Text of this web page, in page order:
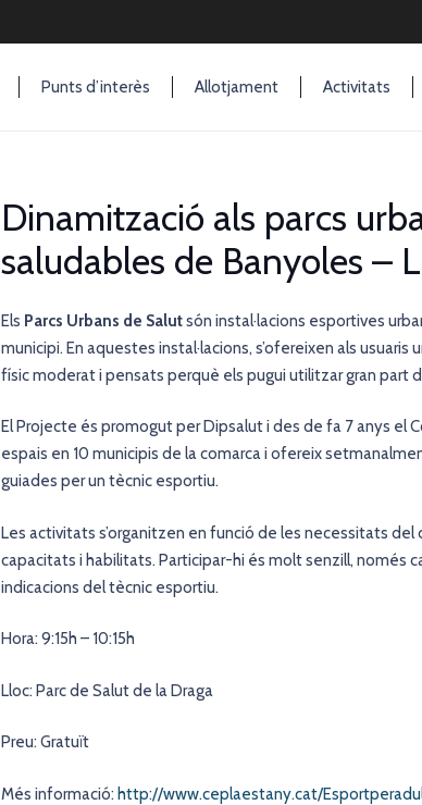
Punts d’interès Allotjament Activitats
Dinamització als parcs
saludables de Banyoles –
Els Parcs Urbans de Salutsón instal·lacions esportives
municipi. En aquestes instal·lacions, s’ofereixen als
físic moderat i pensats perquè els pugui utilitzar gran part
El Projecte és promogut per Dipsalut i des de fa 7 anys el
espais en 10 municipis de la comarca i ofereix
guiades per un tècnic esportiu.
Les activitats s’organitzen en funció de les necessitats del
capacitats i habilitats. Participar-hi és molt senzill, només
indicacions del tècnic esportiu.
Hora: 9:15h – 10:15h
Lloc: Parc de Salut de la Draga
Preu: Gratuït
Més informació: http://www.ceplaestany.cat/